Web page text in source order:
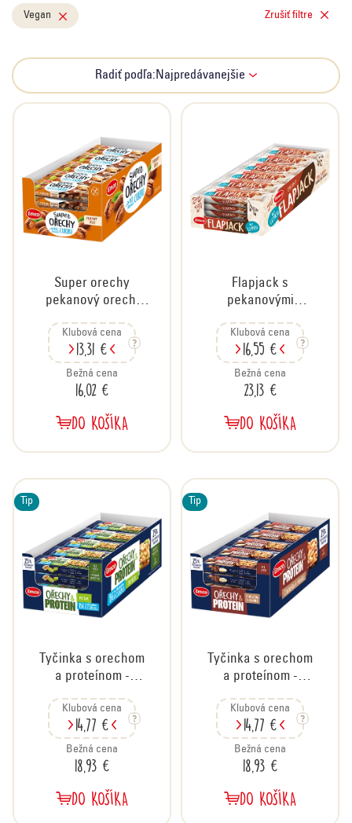
R
a
d
Radiť podľa: Najpredávanejšie
Vegan Zrušiť filtre
d
k
t
o
Super orechy
pekanový orech,
Klubová cena
13,31 €
Bežná cena
16,02 €
DO KOŠÍKA
Flapjack s
pekanovými
príchuťou
javorového sirupu,
kartón 24x45 g
Klubová cena
16,55 €
Bežná cena
23,13 €
DO KOŠÍKA
Tip
Tyčinka s orechom
a proteínom -
20x35 g
Klubová cena
14,77 €
Bežná cena
18,93 €
DO KOŠÍKA
Tip
Tyčinka s orechom
a proteínom -
kartón 20x40 g
Klubová cena
14,77 €
Bežná cena
18,93 €
DO KOŠÍKA